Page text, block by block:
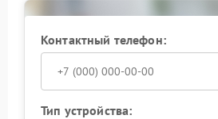
Контактный телефон:
Тип устройства: